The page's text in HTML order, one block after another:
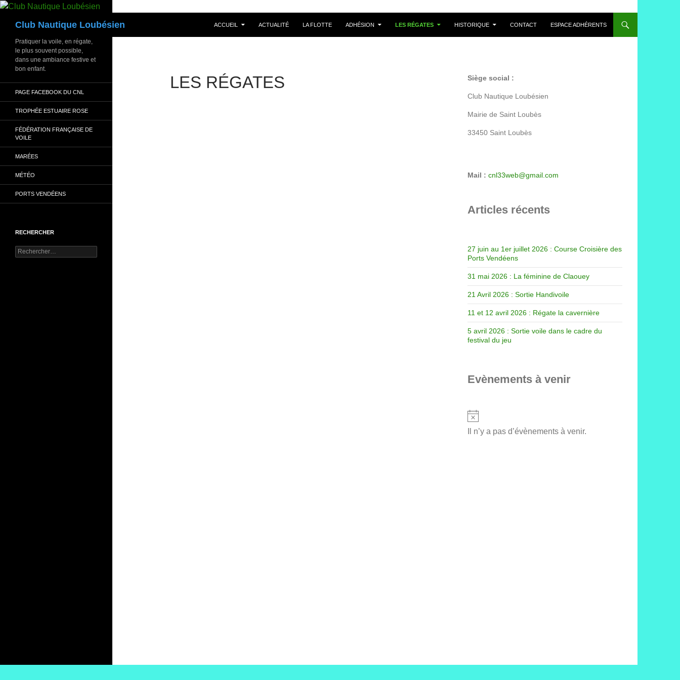
Aller
contenuClub Nautique Loubésien ACCUEIL ACTUALITÉ LA FLOTTE ADHÉSION LES RÉGATES HISTORIQUE CONTACT ESPACE ADHÉRENTS
LES RÉGATES Siège social :
Club Nautique Loubésien
Mairie de Saint Loubès
33450 Saint Loubès
Mail : cnl33web@gmail.com
Articles récents
27 juin au 1er juillet 2026 : Course Croisière des
Ports Vendéens
31 mai 2026 : La féminine de Claouey
21 Avril 2026 : Sortie Handivoile
11 et 12 avril 2026 : Régate la cavernière
5 avril 2026 : Sortie voile dans le cadre du
festival du jeu
Evènements à venir
Il n’y a pas d’évènements à venir.
Pratiquer la voile, en régate,
le plus souvent possible,
dans une ambiance festive et
bon enfant.
PAGE FACEBOOK DU CNL
TROPHÉE ESTUAIRE ROSE
FÉDÉRATION FRANÇAISE DE
VOILE
MARÉES
MÉTÉO
PORTS VENDÉENS
RECHERCHER
Rechercher :